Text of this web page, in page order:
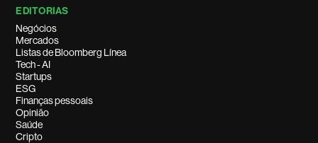
EDITORIAS
Negócios
Mercados
Listas de Bloomberg Línea
Tech - AI
Startups
ESG
Finanças pessoais
Opinião
Saúde
Cripto